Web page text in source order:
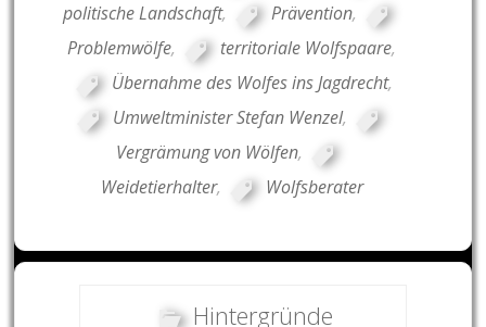
politische Landschaft, Prävention,
Problemwölfe, territoriale Wolfspaare,
Übernahme des Wolfes ins Jagdrecht,
Umweltminister Stefan Wenzel,
Vergrämung von Wölfen,
Weidetierhalter, Wolfsberater
Hintergründe